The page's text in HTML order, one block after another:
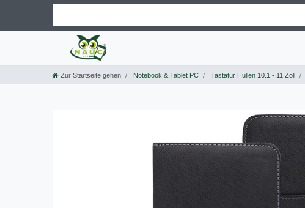
Zur Startseite gehen Notebook & Tablet PC Tastatur Hüllen 10.1 - 11 Zoll